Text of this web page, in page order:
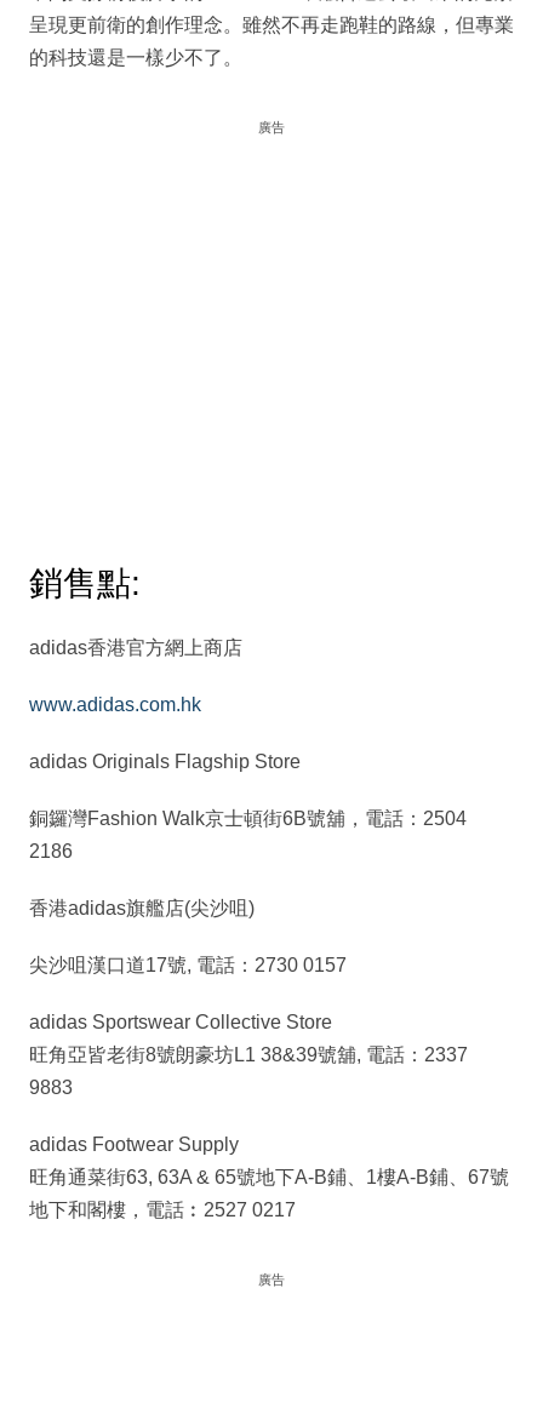
呈現更前衛的創作理念。雖然不再走跑鞋的路線，但專業
的科技還是一樣少不了。
廣告
銷售點:
adidas香港官方網上商店
www.adidas.com.hk
adidas Originals Flagship Store
銅鑼灣Fashion Walk京士頓街6B號舖，電話：2504
2186
香港adidas旗艦店(尖沙咀)
尖沙咀漢口道17號, 電話：2730 0157
adidas Sportswear Collective Store
旺角亞皆老街8號朗豪坊L1 38&39號舖, 電話：2337
9883
adidas Footwear Supply
旺角通菜街63, 63A & 65號地下A-B鋪、1樓A-B鋪、67號
地下和閣樓，電話︰2527 0217
廣告